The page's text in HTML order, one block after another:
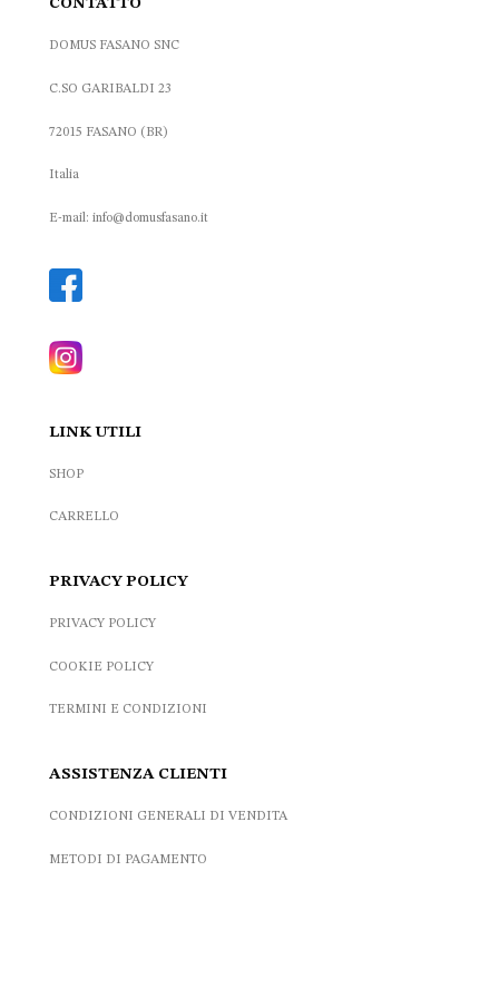
CONTATTO
DOMUS FASANO SNC
C.SO GARIBALDI 23
72015 FASANO (BR)
Italia
E-mail: info@domusfasano.it
LINK UTILI
SHOP
CARRELLO
PRIVACY POLICY
PRIVACY POLICY
COOKIE POLICY
TERMINI E CONDIZIONI
ASSISTENZA CLIENTI
CONDIZIONI GENERALI DI VENDITA
METODI DI PAGAMENTO